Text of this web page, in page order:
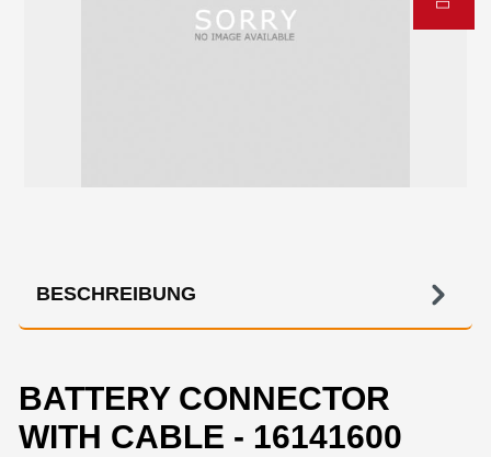
BESCHREIBUNG
BATTERY CONNECTOR
WITH CABLE - 16141600